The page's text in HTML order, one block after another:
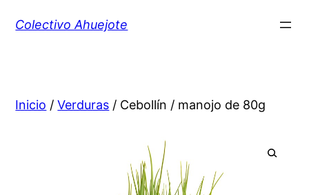
Colectivo Ahuejote
Inicio /Verduras / Cebollín / manojo de 80g